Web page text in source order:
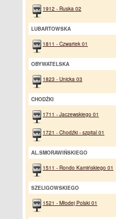
1912 - Ruska 02
LUBARTOWSKA
1811 - Czwartek 01
OBYWATELSKA
1823 - Unicka 03
CHODŹKI
1711 - Jaczewskiego 01
1721 - Chodźki - szpital 01
AL.SMORAWIŃSKIEGO
1511 - Rondo Kamińskiego 01
SZELIGOWSKIEGO
1521 - Młodej Polski 01